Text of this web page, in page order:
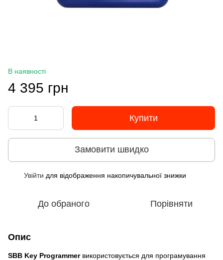
В наявності
4 395 грн
Купити
Замовити швидко
Увійти для відображення накопичувальної знижки
До обраного Порівняти
Опис
SBB Key Programmerвикористовується для програмування